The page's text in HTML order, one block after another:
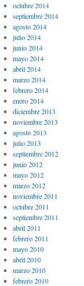
octubre 2014
septiembre 2014
agosto 2014
julio 2014
junio 2014
mayo 2014
abril 2014
marzo 2014
febrero 2014
enero 2014
diciembre 2013
noviembre 2013
agosto 2013
julio 2013
septiembre 2012
junio 2012
mayo 2012
marzo 2012
noviembre 2011
octubre 2011
septiembre 2011
abril 2011
febrero 2011
mayo 2010
abril 2010
marzo 2010
febrero 2010